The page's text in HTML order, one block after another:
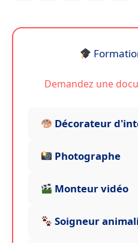
c
k
it ai
l
a
p
h
t
Demandez une
Décorateur
Photographe
Monteur vidéo
Soigneur